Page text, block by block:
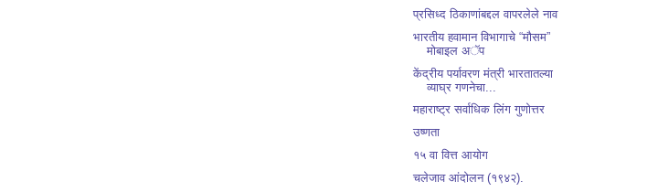
प्रसिध्द ठिकाणांबद्दल वापरलेले नाव
भारतीय हवामान विभागाचे “मौसम”
मोबाइल अॅप
केंद्रीय पर्यावरण मंत्री भारतातल्या
व्याघ्र गणनेचा...
महाराष्ट्र सर्वाधिक लिंग गुणोत्तर
उष्णता
१५ वा वित्त आयोग
चलेजाव आंदोलन (१९४२).